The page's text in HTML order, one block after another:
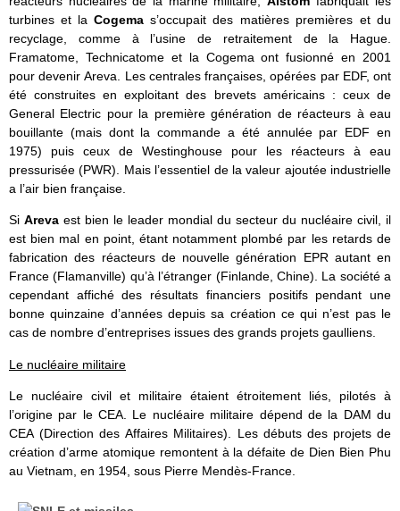
turbines et la Cogema s’occupait des matières premières et du
recyclage, comme à l’usine de retraitement de la Hague.
Framatome, Technicatome et la Cogema ont fusionné en 2001
pour devenir Areva. Les centrales françaises, opérées par EDF, ont
été construites en exploitant des brevets américains : ceux de
General Electric pour la première génération de réacteurs à eau
bouillante (mais dont la commande a été annulée par EDF en
1975) puis ceux de Westinghouse pour les réacteurs à eau
pressurisée (PWR). Mais l’essentiel de la valeur ajoutée industrielle
a l’air bien française.
Si Areva est bien le leader mondial du secteur du nucléaire civil, il
est bien mal en point, étant notamment plombé par les retards de
fabrication des réacteurs de nouvelle génération EPR autant en
France (Flamanville) qu’à l’étranger (Finlande, Chine). La société a
cependant affiché des résultats financiers positifs pendant une
bonne quinzaine d’années depuis sa création ce qui n’est pas le
cas de nombre d’entreprises issues des grands projets gaulliens.
Le nucléaire militaire
Le nucléaire civil et militaire étaient étroitement liés, pilotés à
l’origine par le CEA. Le nucléaire militaire dépend de la DAM du
CEA (Direction des Affaires Militaires). Les débuts des projets de
création d’arme atomique remontent à la défaite de Dien Bien Phu
au Vietnam, en 1954, sous Pierre Mendès-France.